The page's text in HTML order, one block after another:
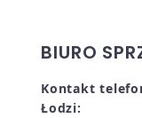
BIURO
Kontakt
Łodzi: